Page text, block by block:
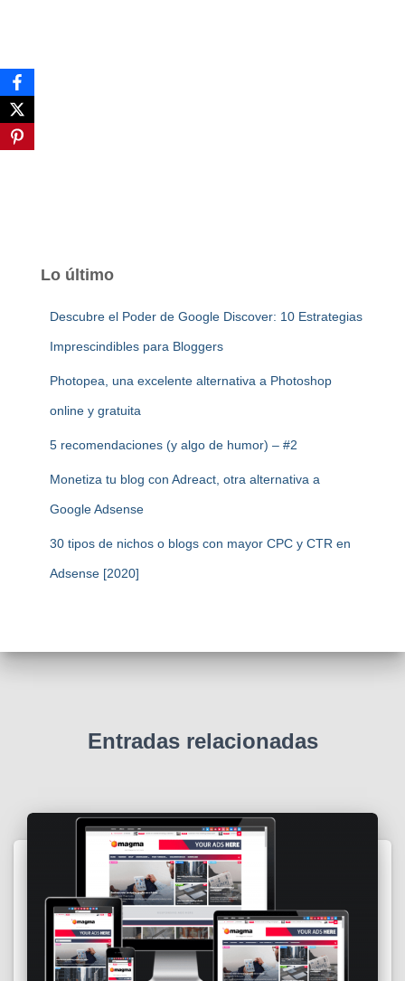
Lo último
Descubre el Poder de Google Discover: 10 Estrategias
Imprescindibles para Bloggers
Photopea, una excelente alternativa a Photoshop
online y gratuita
5 recomendaciones (y algo de humor) – #2
Monetiza tu blog con Adreact, otra alternativa a
Google Adsense
30 tipos de nichos o blogs con mayor CPC y CTR en
Adsense [2020]
Entradas relacionadas